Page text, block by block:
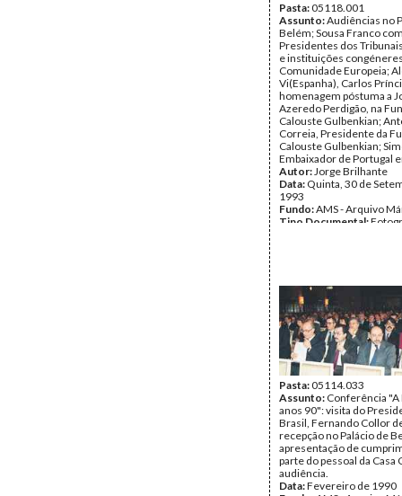
Pasta:05118.001
Assunto:Audiências no
Belém; Sousa Franco
Presidentes dos
e instituições
Comunidade Europeia;
Vi(Espanha), Carlos
homenagem póstuma a
Azeredo Perdigão, na
Calouste Gulbenkian;
Correia, Presidente da
Calouste Gulbenkian;
Embaixador de Portugal
Autor:Jorge Brilhante
Data: Quinta, 30 de
1993
Fundo:AMS - Arquivo
Tipo Documental:
Pasta:05114.033
Assunto: Conferência "A
anos 90": visita do
Brasil, Fernando Collor
recepção no Palácio de
apresentação de
parte do pessoal da Casa
audiência.
Data:Fevereiro de 1990